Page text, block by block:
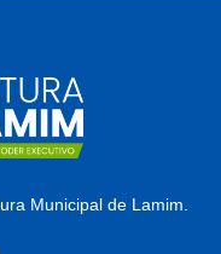
Municipal de Lamim.